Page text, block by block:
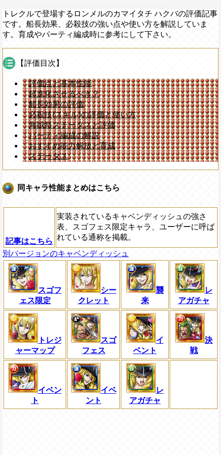
トレクルで登場するロンメルのカマイタチ ハクバの評価記事
です。船長効果、必殺技の強い点や使い方を解説していま
す。育成やパーティ編成時に参考にして下さい。
【評価目次】
評価点と基本性能
超進化させるべき？
船長効果の評価
必殺技(スキル)の評価と使い方
海賊祭ステータスと評価
パーティ編成の解説
おすすめ能力解放と育成
ステータス
同キャラ性能まとめはこちら
記事はこちら
実装されているキャベンディッシュの強さ
表、スゴフェス限定キャラ、ユーザーに呼ば
れている通称を掲載。
別バージョンのキャベンディッシュ
スゴフ
ェス限定
シー
クレット
襲
来
レ
アガチャ
トレジ
ャーマップ
スゴ
フェス
イ
ベント
決
戦
イベン
ト
イベ
ント
レ
アガチャ